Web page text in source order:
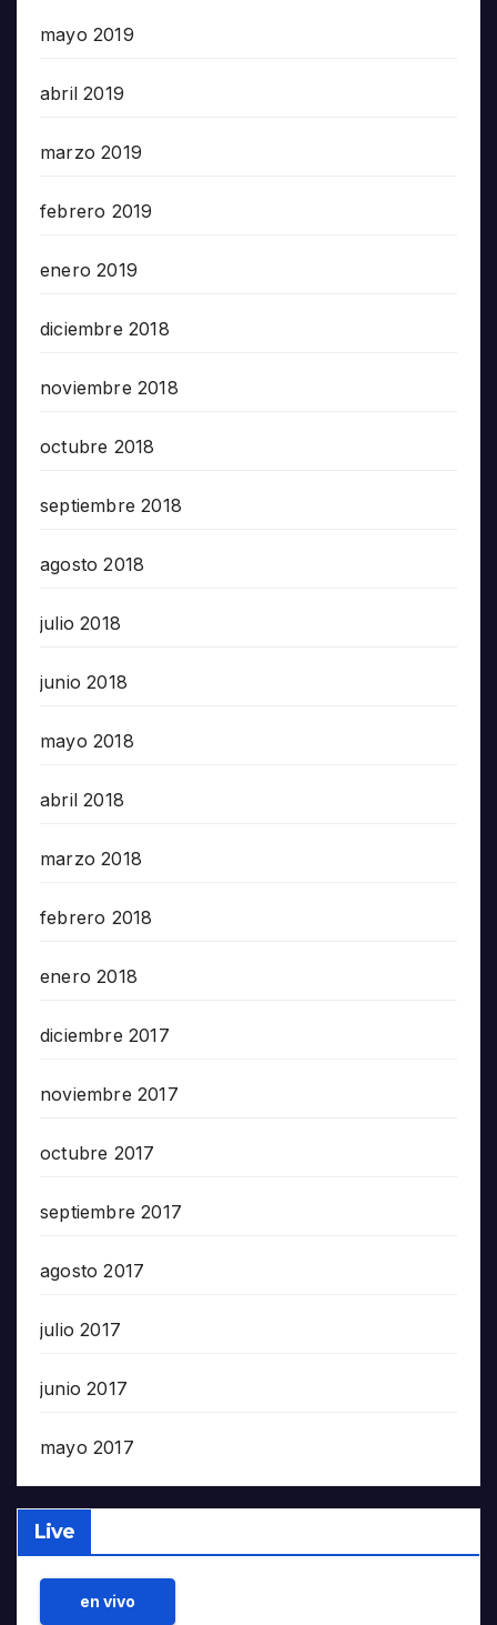
mayo 2019
abril 2019
marzo 2019
febrero 2019
enero 2019
diciembre 2018
noviembre 2018
octubre 2018
septiembre 2018
agosto 2018
julio 2018
junio 2018
mayo 2018
abril 2018
marzo 2018
febrero 2018
enero 2018
diciembre 2017
noviembre 2017
octubre 2017
septiembre 2017
agosto 2017
julio 2017
junio 2017
mayo 2017
Live
en vivo